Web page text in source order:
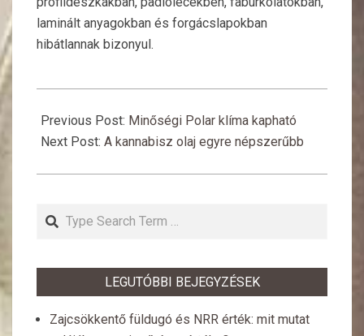
laminált anyagokban és forgácslapokban
hibátlannak bizonyul.
12-
07
Previous Post: Minőségi Polar klíma kapható
Next Post: A kannabisz olaj egyre népszerűbb
Search
LEGUTÓBBI BEJEGYZÉSEK
Zajcsökkentő füldugó és NRR érték: mit mutat